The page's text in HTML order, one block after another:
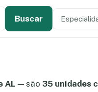
Buscar Tipo de
AL — são 35 unidades